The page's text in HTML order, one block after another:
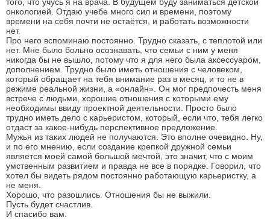
того, что учусь я на врача. В будущем буду заниматься детской
онкологией. Отдаю учебе много сил и времени, поэтому
времени на себя почти не остаётся, и работать возможности
нет.
Про него вспоминаю постоянно. Трудно сказать, с теплотой или
нет. Мне было больно осознавать, что семьи с ним у меня
никогда бы не вышло, потому что я для него была аксессуаром,
дополнением. Трудно было иметь отношения с человеком,
который обращает на тебя внимание раз в месяц, и то не в
режиме реальной жизни, а «онлайн». Он мог предпочесть меня
встрече с людьми, хорошие отношения с которыми ему
необходимы ввиду проектной деятельности. Просто было
трудно иметь дело с карьеристом, который, если что, тебя легко
отдаст за какое-нибудь перспективное предложение.
Мужья из таких людей не получаются. Это вполне очевидно. Ну,
и по его мнению, если создание крепкой дружной семьи
является моей самой большой мечтой, это значит, что с моим
умственным развитием и правда не все в порядке. Говорил, что
хотел бы видеть рядом постоянно работающую карьеристку, а
не меня.
Хорошо, что разошлись. Отношения бы не выжили.
Пусть будет счастлив.
И спасибо вам.